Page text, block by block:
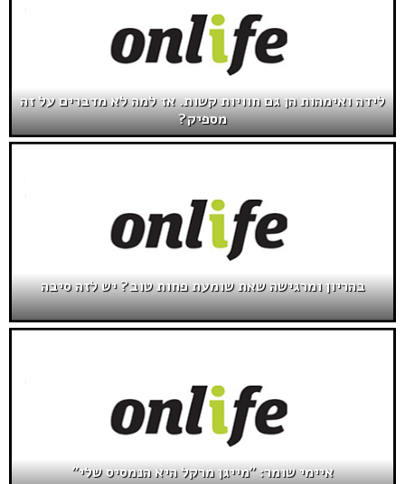
לידה ואימהות הן גם חוויות קשות. אז למה לא מדברים על זה
מספיק?
בהריון ומרגישה שאת שומעת פחות טוב? יש לזה סיבה
איימי שומר: "מייגן מרקל היא הנמסיס שלי"